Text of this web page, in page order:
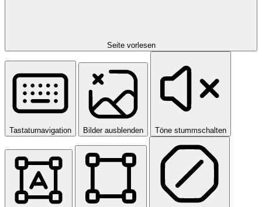
Seite vorlesen
Tastaturnavigation Bilder ausblenden Töne stummschalten